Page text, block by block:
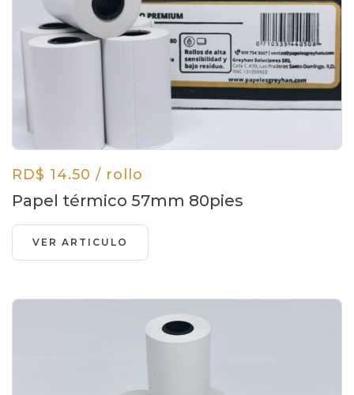
RD$ 14.50 / rollo
Papel térmico 57mm 80pies
VER ARTICULO